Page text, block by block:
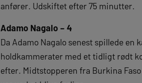
anfører. Udskiftet efter 75 minutter.
Adamo Nagalo – 4
Da Adamo Nagalo senest spillede
holdkammerater med et tidligt rødt
efter. Midtstopperen fra Burkina